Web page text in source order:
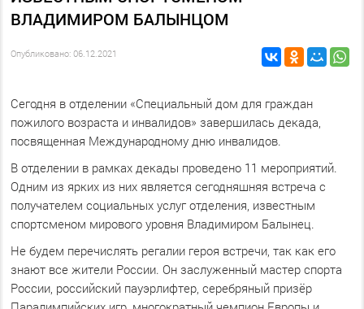
ВЛАДИМИРОМ БАЛЫНЦОМ
Опубликовано: 06.12.2021
Сегодня в отделении «Специальный дом для граждан
пожилого возраста и инвалидов» завершилась декада,
посвященная Международному дню инвалидов.
В отделении в рамках декады проведено 11 мероприятий.
Одним из ярких из них является сегодняшняя встреча с
получателем социальных услуг отделения, известным
спортсменом мирового уровня Владимиром Балынец.
Не будем перечислять регалии героя встречи, так как его
знают все жители России. Он заслуженный мастер спорта
России, российский пауэрлифтер, серебряный призёр